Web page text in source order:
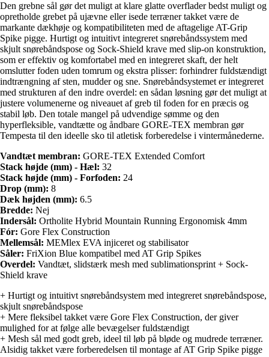
Den grebne sål gør det muligt at klare glatte overflader bedst muligt og
opretholde grebet på ujævne eller isede terræner takket være de
markante dækhøje og kompatibiliteten med de aftagelige AT-Grip
Spike pigge. Hurtigt og intuitivt integreret snørebåndssystem med
skjult snørebåndspose og Sock-Shield krave med slip-on konstruktion,
som er effektiv og komfortabel med en integreret skaft, der helt
omslutter foden uden tomrum og ekstra plisser: forhindrer fuldstændigt
indtrængning af sten, mudder og sne. Snørebåndsystemet er integreret
med strukturen af den indre overdel: en sådan løsning gør det muligt at
justere volumenerne og niveauet af greb til foden for en præcis og
stabil løb. Den totale mangel på udvendige sømme og den
hyperfleksible, vandtætte og åndbare GORE-TEX membran gør
Tempesta til den ideelle sko til atletisk forberedelse i vintermånederne.
Vandtæt membran: GORE-TEX Extended Comfort
Stack højde (mm) - Hæl: 32
Stack højde (mm) - Forfoden: 24
Drop (mm): 8
Dæk højden (mm): 6.5
Bredde: Nej
Indersål: Ortholite Hybrid Mountain Running Ergonomisk 4mm
Fór: Gore Flex Construction
Mellemsål: MEMlex EVA injiceret og stabilisator
Såler: FriXion Blue kompatibel med AT Grip Spikes
Overdel: Vandtæt, slidstærk mesh med sublimationsprint + Sock-
Shield krave
+ Hurtigt og intuitivt snørebåndsystem med integreret snørebåndspose,
skjult snørebåndspose
+ Mere fleksibel takket være Gore Flex Construction, der giver
mulighed for at følge alle bevægelser fuldstændigt
+ Mesh sål med godt greb, ideel til løb på bløde og mudrede terræner.
Alsidig takket være forberedelsen til montage af AT Grip Spike pigge